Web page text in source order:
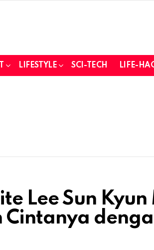
LIFESTYLE SCI-TECH LIFE-
Lee Sun
Cintanya